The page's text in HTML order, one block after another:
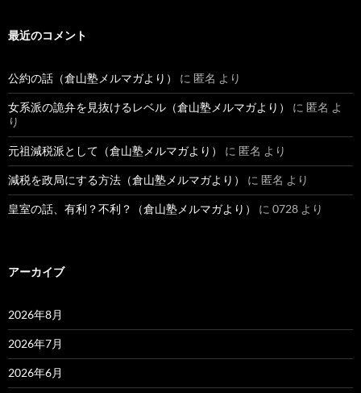
最近のコメント
公約の話（倉山塾メルマガより） に 匿名 より
女系派の詭弁を見抜けるレベル（倉山塾メルマガより） に 匿名 よ
り
元祖減税派として（倉山塾メルマガより） に 匿名 より
減税を政局にする方法（倉山塾メルマガより） に 匿名 より
皇室の話、有利？不利？（倉山塾メルマガより） に 0728 より
アーカイブ
2026年8月
2026年7月
2026年6月